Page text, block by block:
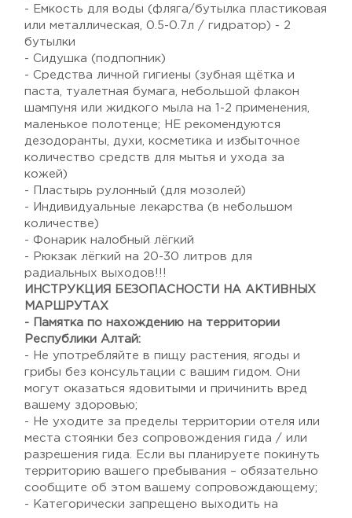
- Емкость для воды (фляга/бутылка пластиковая
или металлическая, 0.5-0.7л / гидратор) - 2
бутылки
- Сидушка (подпопник)
- Средства личной гигиены (зубная щётка и
паста, туалетная бумага, небольшой флакон
шампуня или жидкого мыла на 1-2 применения,
маленькое полотенце; НЕ рекомендуются
дезодоранты, духи, косметика и избыточное
количество средств для мытья и ухода за
кожей)
- Пластырь рулонный (для мозолей)
- Индивидуальные лекарства (в небольшом
количестве)
- Фонарик налобный лёгкий
- Рюкзак лёгкий на 20-30 литров для
радиальных выходов!!!
ИНСТРУКЦИЯ БЕЗОПАСНОСТИ НА АКТИВНЫХ
МАРШРУТАХ
- Памятка по нахождению на территории
Республики Алтай:
- Не употребляйте в пищу растения, ягоды и
грибы без консультации с вашим гидом. Они
могут оказаться ядовитыми и причинить вред
вашему здоровью;
- Не уходите за пределы территории отеля или
места стоянки без сопровождения гида / или
разрешения гида. Если вы планируете покинуть
территорию вашего пребывания – обязательно
сообщите об этом вашему сопровождающему;
- Категорически запрещено выходить на